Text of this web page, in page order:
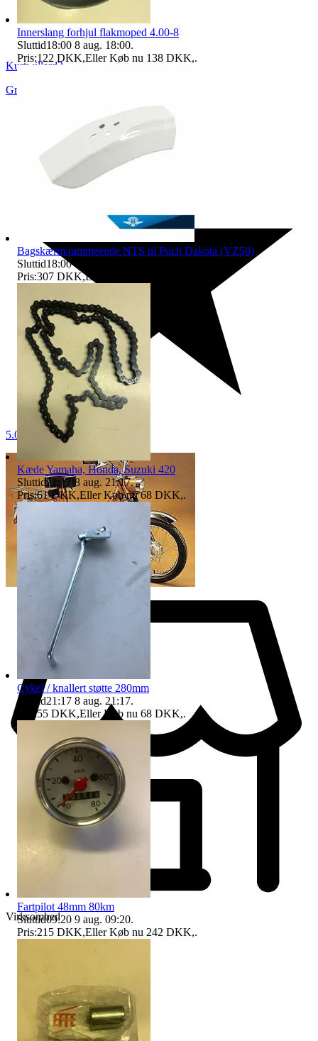
Kurtwillard2
Grängesberg
5.0
Virksomhed
Innerslang forhjul flakmoped 4.00-8
Sluttid18:00 8 aug. 18:00.
Pris:122 DKK,Eller Køb nu 138 DKK,.
Bagskærm/rammeende NTS til Puch Dakota (VZ50)
Sluttid18:00
Pris:307 DKK,Eller Køb nu
Kæde Yamaha, Honda, Suzuki 420
Sluttid21:17 8 aug. 21:17.
Pris:61 DKK,Eller Køb nu 68 DKK,.
Cykel / knallert støtte 280mm
Sluttid21:17 8 aug. 21:17.
Pris:55 DKK,Eller Køb nu 68 DKK,.
Fartpilot 48mm 80km
Sluttid09:20 9 aug. 09:20.
Pris:215 DKK,Eller Køb nu 242 DKK,.